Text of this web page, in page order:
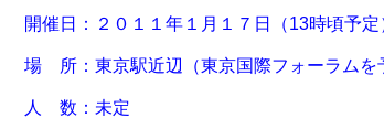
開催日：２０１１年１月１７日（13時頃予定
場 所：東京駅近辺（東京国際フォーラムを
人 数：未定